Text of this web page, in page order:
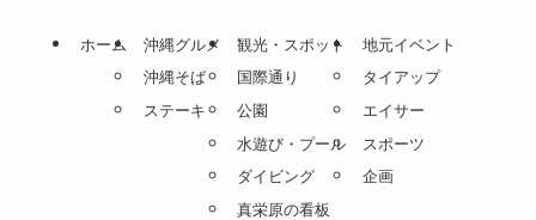
ホーム
沖縄グルメ
沖縄そば
ステーキ
観光・スポット
国際通り
公園
水遊び・プール
ダイビング
真栄原の看板
地元イベント
タイアップ
エイサー
スポーツ
企画